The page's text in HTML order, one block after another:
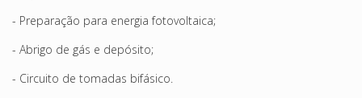
- Preparação para energia fotovoltaica;
- Abrigo de gás e depósito;
- Circuito de tomadas bifásico.